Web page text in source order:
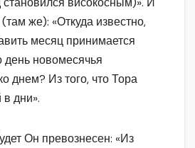
же): «Откуда известно,
месяц принимается
день новомесячья
днем? Из того, что Тора
в дни».
Он превознесен: «Из